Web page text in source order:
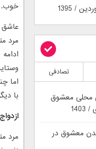
خوب.
عاشق
مرد
اما
با
مرد
تصادفی
محلی معشوق
معشوق در